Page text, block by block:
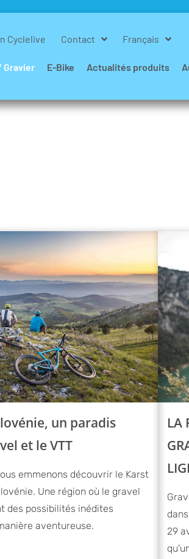
Cyclelive Contact Français
Gravier E-Bike Actualités produits
un paradis
et le VTT
emmenons découvrir le Karst
Une région où le gravel
des possibilités inédites
aventureuse.
LA
29